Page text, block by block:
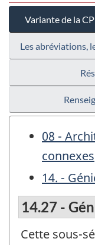
Variante de la
Les abréviations,
08 -
connexes
14. -
14.27 -
Cette sous-